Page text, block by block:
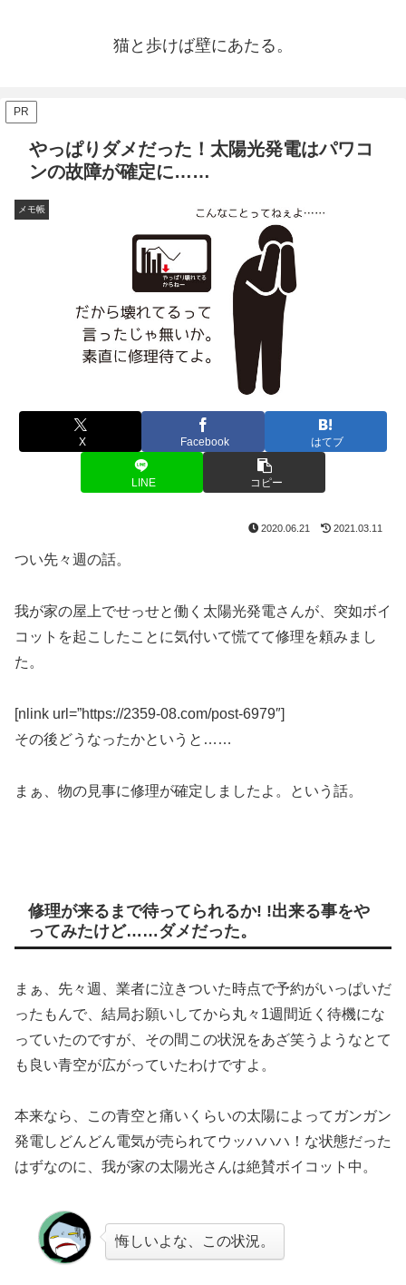
猫と歩けば壁にあたる。
PR
やっぱりダメだった！太陽光発電はパワコ
ンの故障が確定に……
メモ帳
X Facebook はてブ
LINE コピー
2020.06.21 2021.03.11
つい先々週の話。
我が家の屋上でせっせと働く太陽光発電さんが、突如ボイ
コットを起こしたことに気付いて慌てて修理を頼みまし
た。
[nlink url=”https://2359-08.com/post-6979″]
その後どうなったかというと……
まぁ、物の見事に修理が確定しましたよ。という話。
修理が来るまで待ってられるか! !出来る事をや
ってみたけど……ダメだった。
まぁ、先々週、業者に泣きついた時点で予約がいっぱいだ
ったもんで、結局お願いしてから丸々1週間近く待機にな
っていたのですが、その間この状況をあざ笑うようなとて
も良い青空が広がっていたわけですよ。
本来なら、この青空と痛いくらいの太陽によってガンガン
発電しどんどん電気が売られてウッハハハ！な状態だった
はずなのに、我が家の太陽光さんは絶賛ボイコット中。
悔しいよな、この状況。